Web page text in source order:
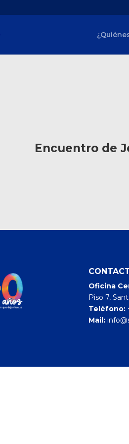
Encuentro de
Oficina
Piso 7,
Teléfono:
Mail: